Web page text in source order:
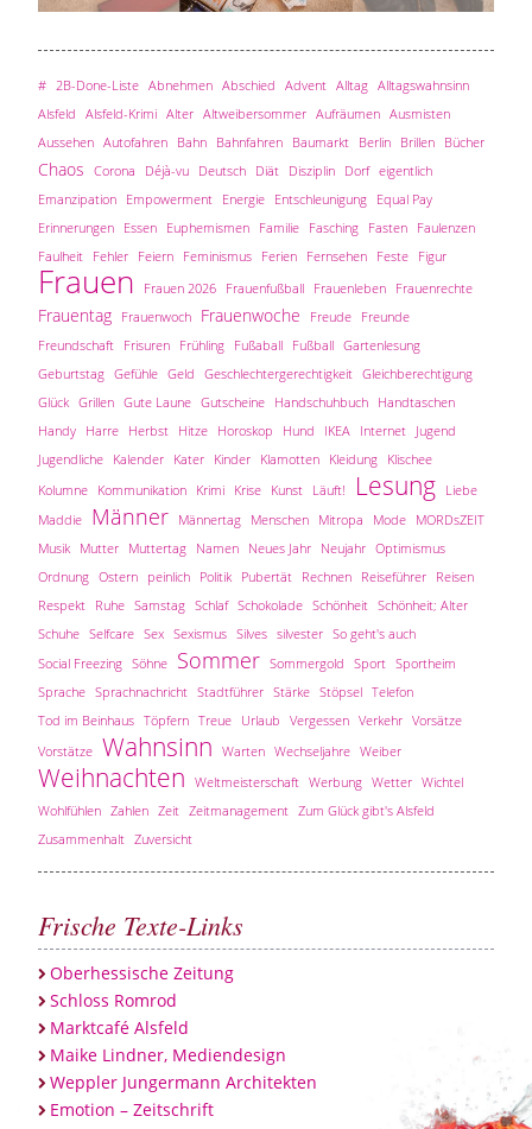
# 2B-Done-Liste Abnehmen Abschied Advent Alltag Alltagswahnsinn
Alsfeld Alsfeld-Krimi Alter Altweibersommer Aufräumen Ausmisten
Aussehen Autofahren Bahn Bahnfahren Baumarkt Berlin Brillen Bücher
Chaos Corona Déjà-vu Deutsch Diät Disziplin Dorf eigentlich
Emanzipation Empowerment Energie Entschleunigung Equal Pay
Erinnerungen Essen Euphemismen Familie Fasching Fasten Faulenzen
Faulheit Fehler Feiern Feminismus Ferien Fernsehen Feste Figur
Frauen Frauen 2026 Frauenfußball Frauenleben Frauenrechte
Frauentag Frauenwoch Frauenwoche Freude Freunde
Freundschaft Frisuren Frühling Fußaball Fußball Gartenlesung
Geburtstag Gefühle Geld Geschlechtergerechtigkeit Gleichberechtigung
Glück Grillen Gute Laune Gutscheine Handschuhbuch Handtaschen
Handy Harre Herbst Hitze Horoskop Hund IKEA Internet Jugend
Jugendliche Kalender Kater Kinder Klamotten Kleidung Klischee
Kolumne Kommunikation Krimi Krise Kunst Läuft! Lesung Liebe
Maddie Männer Männertag Menschen Mitropa Mode MORDsZEIT
Musik Mutter Muttertag Namen Neues Jahr Neujahr Optimismus
Ordnung Ostern peinlich Politik Pubertät Rechnen Reiseführer Reisen
Respekt Ruhe Samstag Schlaf Schokolade Schönheit Schönheit; Alter
Schuhe Selfcare Sex Sexismus Silves silvester So geht's auch
Social Freezing Söhne Sommer Sommergold Sport Sportheim
Sprache Sprachnachricht Stadtführer Stärke Stöpsel Telefon
Tod im Beinhaus Töpfern Treue Urlaub Vergessen Verkehr Vorsätze
Vorstätze Wahnsinn Warten Wechseljahre Weiber
Weihnachten Weltmeisterschaft Werbung Wetter Wichtel
Wohlfühlen Zahlen Zeit Zeitmanagement Zum Glück gibt's Alsfeld
Zusammenhalt Zuversicht
Frische Texte-Links
Oberhessische Zeitung
Schloss Romrod
Marktcafé Alsfeld
Maike Lindner, Mediendesign
Weppler Jungermann Architekten
Emotion – Zeitschrift